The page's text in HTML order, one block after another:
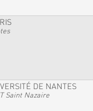
DE NANTES
Saint Nazaire